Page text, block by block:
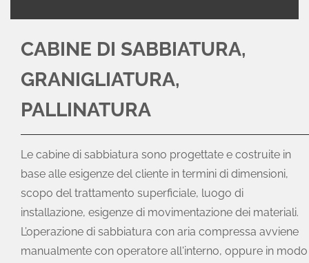
CABINE DI SABBIATURA,
GRANIGLIATURA,
PALLINATURA
Le cabine di sabbiatura sono progettate e costruite in
base alle esigenze del cliente in termini di dimensioni,
scopo del trattamento superficiale, luogo di
installazione, esigenze di movimentazione dei materiali.
L’operazione di sabbiatura con aria compressa avviene
manualmente con operatore all'interno, oppure in modo